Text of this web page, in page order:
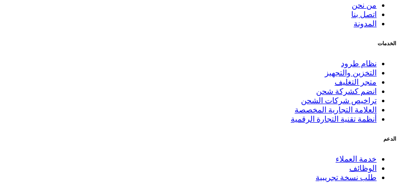
من نحن
اتصل بنا
المدونة
الخدمات
نظام طرود
التخزين والتجهيز
متجر التغليف
انضم كشركة شحن
تراخيص شركات الشحن
العلامة التجارية المخصصة
أنظمة تقنية التجارة الرقمية
الدعم
خدمة العملاء
الوظائف
طلب نسخة تجريبية